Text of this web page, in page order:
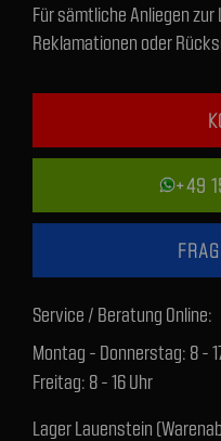
Für sämtliche Anliegen
Reklamationen oder
+49
Service / Beratung Online:
Montag - Donnerstag: 8 -
Freitag: 8 - 16 Uhr
Lager Lauenstein